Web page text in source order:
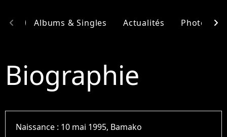
Albums & Singles Actualités Photos
chevron_left chevron_right
Biographie
Naissance : 10 mai 1995, Bamako